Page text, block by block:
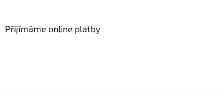
Přijímáme online platby